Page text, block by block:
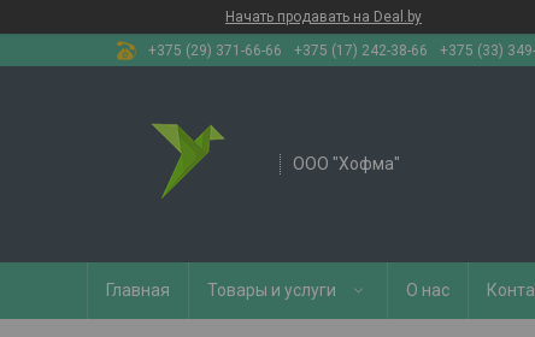
Начать продавать на Deal.by
+375 (29) 371-66-66
+375 (17) 242-38-66 +375 (33)
OOO "Хофма"
Главная Товары и услуги О нас